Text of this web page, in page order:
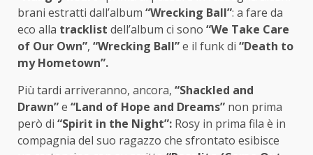
brani estratti dall’album “Wrecking Ball”: a fare da
eco alla tracklist dell’album ci sono “We Take Care
of Our Own”, “Wrecking Ball”e il funk di “Death to
my Hometown”.
Più tardi arriveranno, ancora, “Shackled and
Drawn”e “Land of Hope and Dreams” non prima
però di “Spirit in the Night”: Rosy in prima fila è in
compagnia del suo ragazzo che sfrontato esibisce